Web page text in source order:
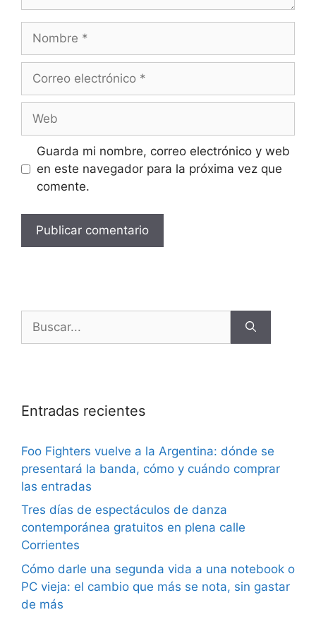
Guarda mi nombre, correo electrónico y web
en este navegador para la próxima vez que
comente.
Entradas recientes
Foo Fighters vuelve a la Argentina: dónde se
presentará la banda, cómo y cuándo comprar
las entradas
Tres días de espectáculos de danza
contemporánea gratuitos en plena calle
Corrientes
Cómo darle una segunda vida a una notebook o
PC vieja: el cambio que más se nota, sin gastar
de más